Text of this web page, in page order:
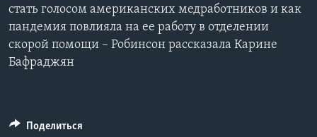
стать голосом американских медработников и как
пандемия повлияла на ее работу в отделении
скорой помощи – Робинсон рассказала Карине
Бафраджян
Поделиться